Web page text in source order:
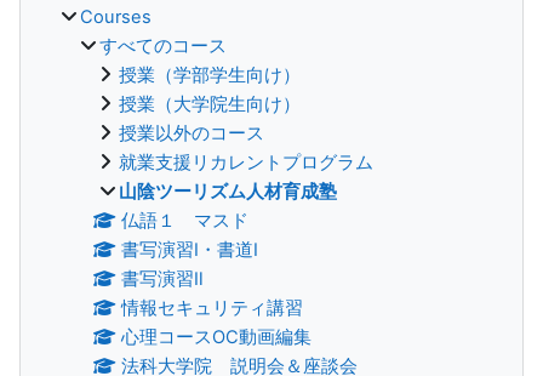
Courses
すべてのコース
授業（学部学生向け）
授業（大学院生向け）
授業以外のコース
就業支援リカレントプログラム
山陰ツーリズム人材育成塾
仏語１ マスド
書写演習Ⅰ・書道Ⅰ
書写演習Ⅱ
情報セキュリティ講習
心理コースOC動画編集
法科大学院 説明会＆座談会